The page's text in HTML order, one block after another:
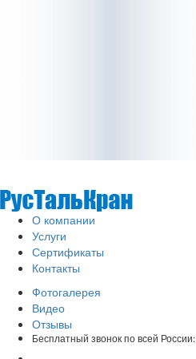
О компании
Услуги
Сертификаты
Контакты
Фотогалерея
Видео
Отзывы
Бесплатный звонок по всей России: